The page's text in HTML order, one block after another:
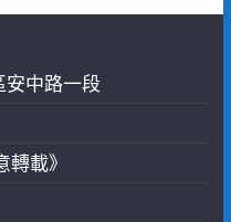
安中路一段
載》